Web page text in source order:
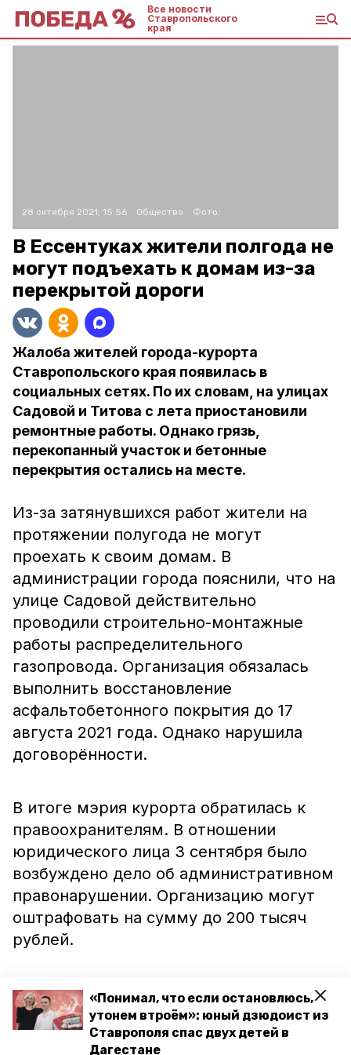
«Понимал, что если остановлюсь,
утонем втроём»: юный дзюдоист из
Ставрополя спас двух детей в
Дагестане
Все новости
Ставропольского
края
28 октября 2021, 15:56 Общество Фото:
В Ессентуках жители полгода не
могут подъехать к домам из-за
перекрытой дороги
Жалоба жителей города-курорта
Ставропольского края появилась в
социальных сетях. По их словам, на улицах
Садовой и Титова с лета приостановили
ремонтные работы. Однако грязь,
перекопанный участок и бетонные
перекрытия остались на месте.
Из-за затянувшихся работ жители на
протяжении полугода не могут
проехать к своим домам. В
администрации города пояснили, что на
улице Садовой действительно
проводили строительно-монтажные
работы распределительного
газопровода. Организация обязалась
выполнить восстановление
асфальтобетонного покрытия до 17
августа 2021 года. Однако нарушила
договорённости.
В итоге мэрия курорта обратилась к
правоохранителям. В отношении
юридического лица 3 сентября было
возбуждено дело об административном
правонарушении. Организацию могут
оштрафовать на сумму до 200 тысяч
рублей.
Сейчас идёт работа по смене
недобросовестного подрядчика. Как
только новый исполнитель будет